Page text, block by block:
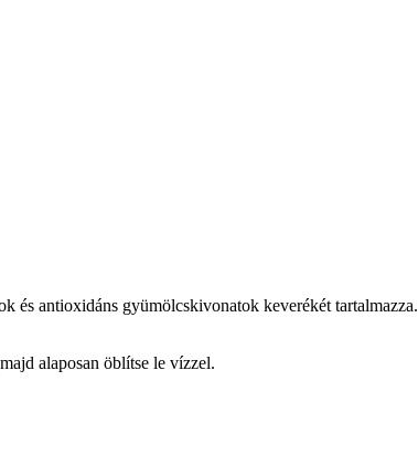
és antioxidáns gyümölcskivonatok keverékét tartalmazza.
alaposan öblítse le vízzel.